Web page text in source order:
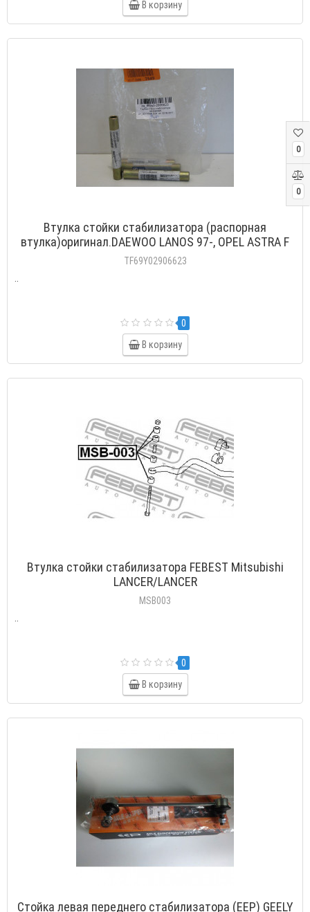
0
0
В корзину
Втулка стойки стабилизатора (распорная
втулка)оригинал.DAEWOO LANOS 97-, OPEL ASTRA F
TF69Y02906623
..
0
В корзину
Втулка стойки стабилизатора FEBEST Mitsubishi
LANCER/LANCER
MSB003
..
0
В корзину
Стойка левая переднего стабилизатора (EEP) GEELY